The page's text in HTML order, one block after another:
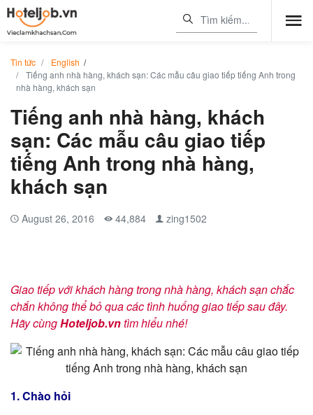
Tin tức English /
Tiếng anh nhà hàng, khách sạn: Các mẫu câu giao tiếp tiếng Anh trong
nhà hàng, khách sạn
Tiếng anh nhà hàng, khách
sạn: Các mẫu câu giao tiếp
tiếng Anh trong nhà hàng,
khách sạn
August 26, 2016 44,884 zing1502
Giao tiếp với khách hàng trong nhà hàng, khách sạn chắc
chắn không thể bỏ qua các tình huống giao tiếp sau đây.
Hãy cùngHoteljob.vntìm hiểu nhé!
1. Chào hỏi